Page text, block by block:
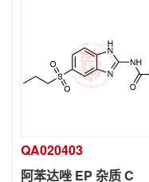
QA020403
阿苯达唑 EP 杂质 C